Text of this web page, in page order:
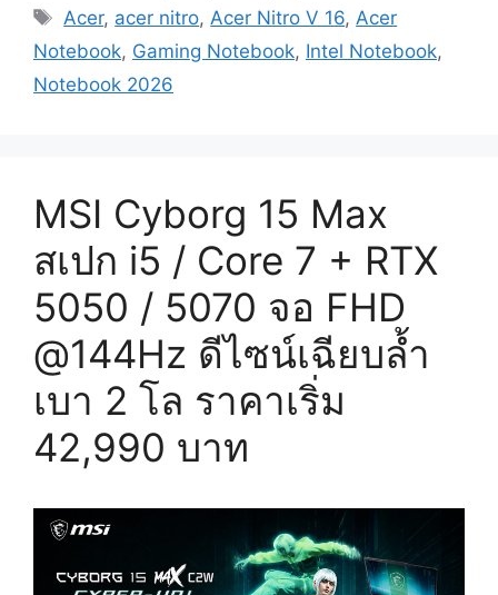
สเปก
Core
/
RTX
5050
/
5060
จอ
FHD+
@120Hz
ตัว
แรง
Gaming
เริ่ม
บาท
Tags
Acer, acer nitro,Acer Nitro V 16,Acer
Notebook, Gaming Notebook, Intel Notebook,
Notebook 2026
MSI Cyborg 15 Max
สเปก i5 / Core 7 + RTX
5050 / 5070 จอ FHD
@144Hz ดีไซน์เฉียบล้ำ
เบา 2 โล ราคาเริ่ม
42,990 บาท